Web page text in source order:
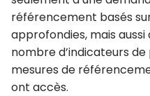
référencement basés
approfondies, mais
nombre d’indicateurs
mesures de
ont accès.